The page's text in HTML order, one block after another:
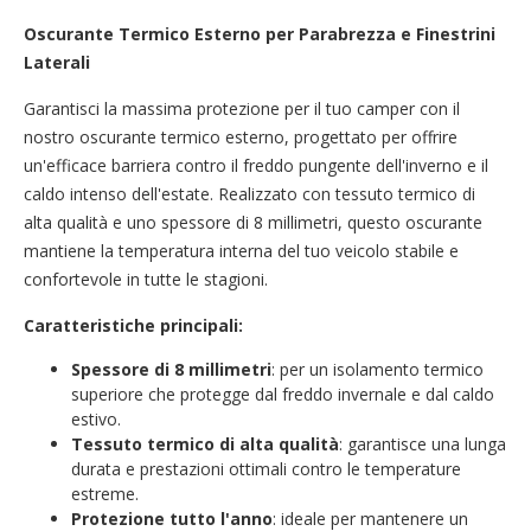
Oscurante Termico Esterno per Parabrezza e Finestrini
Laterali
Garantisci la massima protezione per il tuo camper con il
nostro oscurante termico esterno, progettato per offrire
un'efficace barriera contro il freddo pungente dell'inverno e il
caldo intenso dell'estate. Realizzato con tessuto termico di
alta qualità e uno spessore di 8 millimetri, questo oscurante
mantiene la temperatura interna del tuo veicolo stabile e
confortevole in tutte le stagioni.
Caratteristiche principali:
Spessore di 8 millimetri: per un isolamento termico
superiore che protegge dal freddo invernale e dal caldo
estivo.
Tessuto termico di alta qualità: garantisce una lunga
durata e prestazioni ottimali contro le temperature
estreme.
Protezione tutto l'anno: ideale per mantenere un